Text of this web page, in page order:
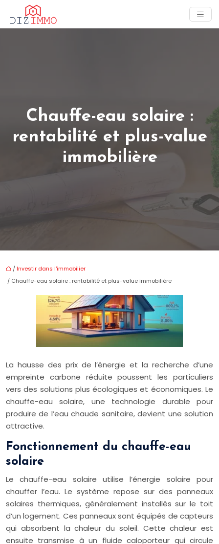
Chauffe-eau solaire :
rentabilité et plus-value
immobilière
/ Investir dans l'immobilier
/ Chauffe-eau solaire : rentabilité et plus-value immobilière
La hausse des prix de l’énergie et la recherche d’une
empreinte carbone réduite poussent les particuliers
vers des solutions plus écologiques et économiques. Le
chauffe-eau solaire, une technologie durable pour
produire de l’eau chaude sanitaire, devient une solution
attractive.
Fonctionnement du chauffe-eau
solaire
Le chauffe-eau solaire utilise l’énergie solaire pour
chauffer l’eau. Le système repose sur des panneaux
solaires thermiques, généralement installés sur le toit
d’un logement. Ces panneaux sont équipés de capteurs
qui absorbent la chaleur du soleil. Cette chaleur est
ensuite transmise à un fluide caloporteur qui circule